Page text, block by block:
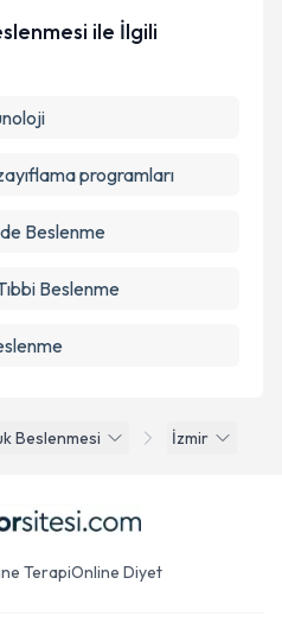
Beslenmesi İzmir
ile İlgili
programları
Beslenme
Beslenme
TerapiOnline Diyet